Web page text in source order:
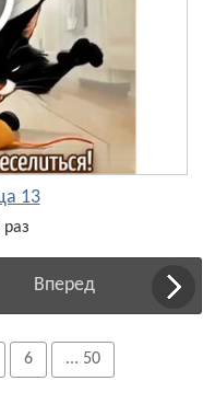
13
Вперед
6 ... 50